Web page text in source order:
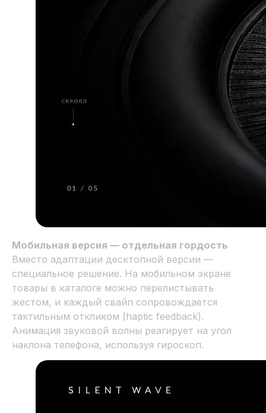
Мобильная версия — отдельная гордость
Вместо адаптации десктопной версии —
специальное решение. На мобильном экране
товары в каталоге можно перелистывать
жестом, и каждый свайп сопровождается
тактильным откликом (haptic feedback).
Анимация звуковой волны реагирует на угол
наклона телефона, используя гироскоп.